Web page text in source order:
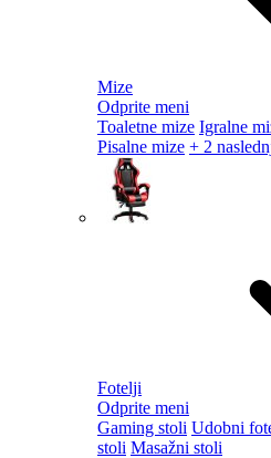
Mize
Odprite meni
Toaletne mize Igralne
Pisalne mize + 2
Fotelji
Odprite meni
Gaming stoli Udobni
stoli Masažni stoli